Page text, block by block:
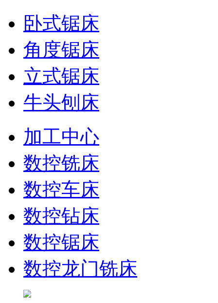
卧式锯床
角度锯床
立式锯床
牛头刨床
加工中心
数控铣床
数控车床
数控钻床
数控锯床
数控龙门铣床